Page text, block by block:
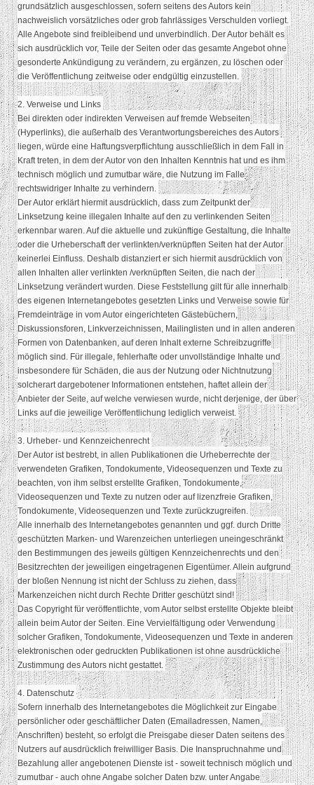
grundsätzlich ausgeschlossen, sofern seitens des Autors kein
nachweislich vorsätzliches oder grob fahrlässiges Verschulden vorliegt.
Alle Angebote sind freibleibend und unverbindlich. Der Autor behält es
sich ausdrücklich vor, Teile der Seiten oder das gesamte Angebot ohne
gesonderte Ankündigung zu verändern, zu ergänzen, zu löschen oder
die Veröffentlichung zeitweise oder endgültig einzustellen.
2. Verweise und Links
Bei direkten oder indirekten Verweisen auf fremde Webseiten
(Hyperlinks), die außerhalb des Verantwortungsbereiches des Autors
liegen, würde eine Haftungsverpflichtung ausschließlich in dem Fall in
Kraft treten, in dem der Autor von den Inhalten Kenntnis hat und es ihm
technisch möglich und zumutbar wäre, die Nutzung im Falle
rechtswidriger Inhalte zu verhindern.
Der Autor erklärt hiermit ausdrücklich, dass zum Zeitpunkt der
Linksetzung keine illegalen Inhalte auf den zu verlinkenden Seiten
erkennbar waren. Auf die aktuelle und zukünftige Gestaltung, die Inhalte
oder die Urheberschaft der verlinkten/verknüpften Seiten hat der Autor
keinerlei Einfluss. Deshalb distanziert er sich hiermit ausdrücklich von
allen Inhalten aller verlinkten /verknüpften Seiten, die nach der
Linksetzung verändert wurden. Diese Feststellung gilt für alle innerhalb
des eigenen Internetangebotes gesetzten Links und Verweise sowie für
Fremdeinträge in vom Autor eingerichteten Gästebüchern,
Diskussionsforen, Linkverzeichnissen, Mailinglisten und in allen anderen
Formen von Datenbanken, auf deren Inhalt externe Schreibzugriffe
möglich sind. Für illegale, fehlerhafte oder unvollständige Inhalte und
insbesondere für Schäden, die aus der Nutzung oder Nichtnutzung
solcherart dargebotener Informationen entstehen, haftet allein der
Anbieter der Seite, auf welche verwiesen wurde, nicht derjenige, der über
Links auf die jeweilige Veröffentlichung lediglich verweist.
3. Urheber- und Kennzeichenrecht
Der Autor ist bestrebt, in allen Publikationen die Urheberrechte der
verwendeten Grafiken, Tondokumente, Videosequenzen und Texte zu
beachten, von ihm selbst erstellte Grafiken, Tondokumente,
Videosequenzen und Texte zu nutzen oder auf lizenzfreie Grafiken,
Tondokumente, Videosequenzen und Texte zurückzugreifen.
Alle innerhalb des Internetangebotes genannten und ggf. durch Dritte
geschützten Marken- und Warenzeichen unterliegen uneingeschränkt
den Bestimmungen des jeweils gültigen Kennzeichenrechts und den
Besitzrechten der jeweiligen eingetragenen Eigentümer. Allein aufgrund
der bloßen Nennung ist nicht der Schluss zu ziehen, dass
Markenzeichen nicht durch Rechte Dritter geschützt sind!
Das Copyright für veröffentlichte, vom Autor selbst erstellte Objekte bleibt
allein beim Autor der Seiten. Eine Vervielfältigung oder Verwendung
solcher Grafiken, Tondokumente, Videosequenzen und Texte in anderen
elektronischen oder gedruckten Publikationen ist ohne ausdrückliche
Zustimmung des Autors nicht gestattet.
4. Datenschutz
Sofern innerhalb des Internetangebotes die Möglichkeit zur Eingabe
persönlicher oder geschäftlicher Daten (Emailadressen, Namen,
Anschriften) besteht, so erfolgt die Preisgabe dieser Daten seitens des
Nutzers auf ausdrücklich freiwilliger Basis. Die Inanspruchnahme und
Bezahlung aller angebotenen Dienste ist - soweit technisch möglich und
zumutbar - auch ohne Angabe solcher Daten bzw. unter Angabe